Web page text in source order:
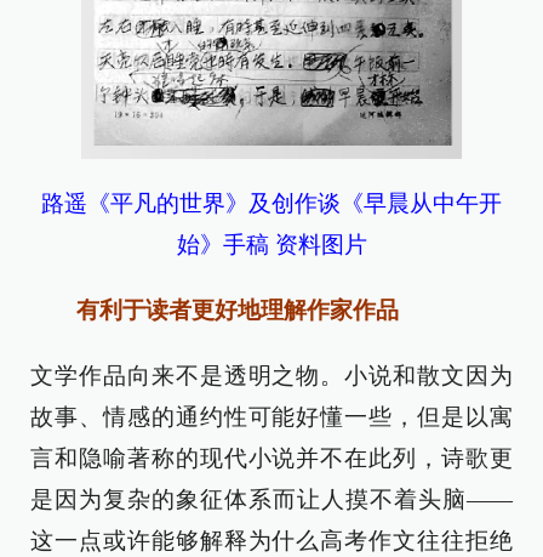
路遥《平凡的世界》及创作谈《早晨从中午开
始》手稿 资料图片
有利于读者更好地理解作家作品
文学作品向来不是透明之物。小说和散文因为
故事、情感的通约性可能好懂一些，但是以寓
言和隐喻著称的现代小说并不在此列，诗歌更
是因为复杂的象征体系而让人摸不着头脑——
这一点或许能够解释为什么高考作文往往拒绝